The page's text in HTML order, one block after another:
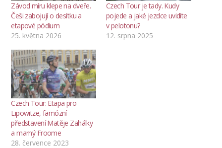
Závod míru klepe na dveře.
Češi zabojují o desítku a
etapové pódium
25. května 2026
Czech Tour je tady. Kudy
pojede a jaké jezdce uvidíte
v pelotonu?
12. srpna 2025
Czech Tour: Etapa pro
Lipowitze, famózní
představení Matěje Zahálky
a marný Froome
28. července 2023